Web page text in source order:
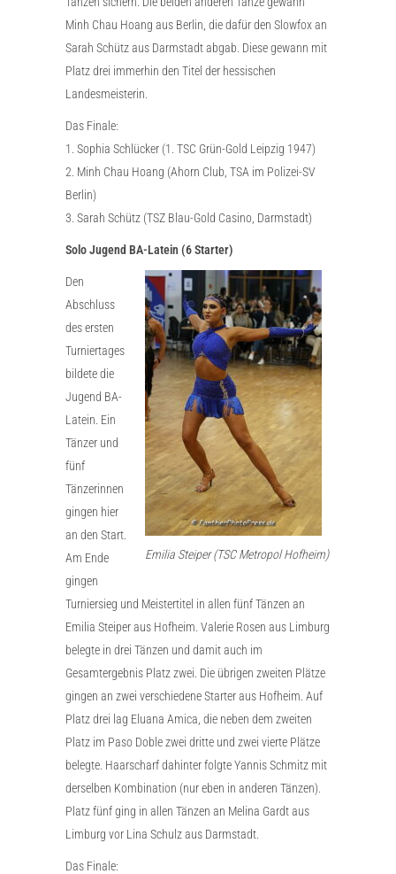
Minh Chau Hoang aus Berlin, die dafür den Slowfox an
Sarah Schütz aus Darmstadt abgab. Diese gewann mit
Platz drei immerhin den Titel der hessischen
Landesmeisterin.
Das Finale:
1. Sophia Schlücker (1. TSC Grün-Gold Leipzig 1947)
2. Minh Chau Hoang (Ahorn Club, TSA im Polizei-SV
Berlin)
3. Sarah Schütz (TSZ Blau-Gold Casino, Darmstadt)
Solo Jugend BA-Latein (6 Starter)
Emilia Steiper (TSC Metropol Hofheim)
Den
Abschluss
des ersten
Turniertages
bildete die
Jugend BA-
Latein. Ein
Tänzer und
fünf
Tänzerinnen
gingen hier
an den Start.
Am Ende
gingen
Turniersieg und Meistertitel in allen fünf Tänzen an
Emilia Steiper aus Hofheim. Valerie Rosen aus Limburg
belegte in drei Tänzen und damit auch im
Gesamtergebnis Platz zwei. Die übrigen zweiten Plätze
gingen an zwei verschiedene Starter aus Hofheim. Auf
Platz drei lag Eluana Amica, die neben dem zweiten
Platz im Paso Doble zwei dritte und zwei vierte Plätze
belegte. Haarscharf dahinter folgte Yannis Schmitz mit
derselben Kombination (nur eben in anderen Tänzen).
Platz fünf ging in allen Tänzen an Melina Gardt aus
Limburg vor Lina Schulz aus Darmstadt.
Das Finale: